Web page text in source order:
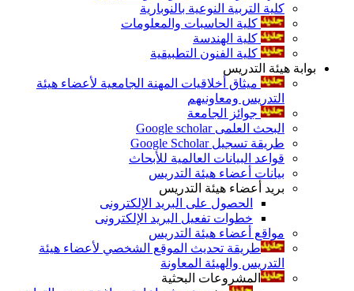
كلية التربية النوعية بالنوبارية
كلية الحاسبات والمعلومات
كلية الهندسة
كلية الفنون التطبيقية
بوابة هيئة التدريس
ميثاق أخلاقيات المهنة الجامعية لأعضاء هيئة
التدريس ومعاونيهم
جوائز الجامعة
البحث العلمى Google scholar
طريقة تسجيل Google Scholar
قواعد البيانات العالمية للأبحاث
بيانات أعضاء هيئة التدريس
بريد أعضاء هيئة التدريس
الحصول على البريد الإلكترونى
خطوات تفعيل البريد الإلكترونى
مواقع أعضاء هيئة التدريس
طريقة تحديث الموقع الشخصي لأعضاء هيئة
التدريس والهيئة المعاونة
المشروعات البحثية